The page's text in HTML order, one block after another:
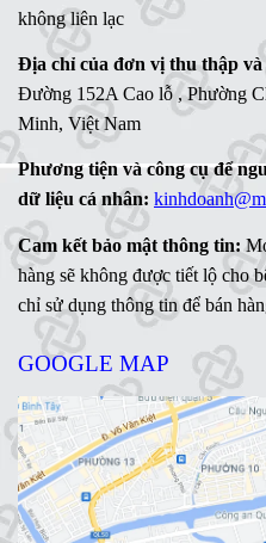
không liên lạc
Địa chỉ của đơn vị thu thập
Đường 152A Cao lỗ , Phường
Minh, Việt Nam
Phương tiện và công cụ để
dữ liệu cá nhân:
Cam kết bảo mật thông tin:
hàng sẽ không được tiết lộ cho
chỉ sử dụng thông tin để bán
GOOGLE MAP